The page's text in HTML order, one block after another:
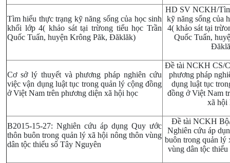
Tìm hiểu thực trạng kỹ năng sống của học sinh
khối lớp 4( khảo sát tại trừong tiểu học Trần
Quốc Tuấn, huyện Krông Păk, Đăklăk)
HD SV NCKH/
kỹ năng sống của
4( khảo sát tại
Quốc Tuấn,
Cơ sở lý thuyết và phương pháp nghiên cứu
việc vận dụng luật tục trong quản lý cộng đồng
ở Việt Nam trên phương diện xã hội học
Đề tài NCKH CS/
phương pháp
dụng luật tục
đồng ở Việt Nam
xã hội
B2015-15-27: Nghiên cứu áp dụng Quy ước
thôn buôn trong quản lý xã hội nông thôn vùng
dân tộc thiểu số Tây Nguyên
Đề tài NCKH
Nghiên cứu áp
buôn trong quản lý
vùng dân tộc